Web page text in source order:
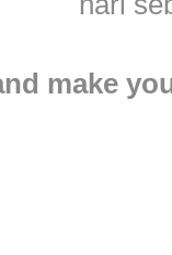
make